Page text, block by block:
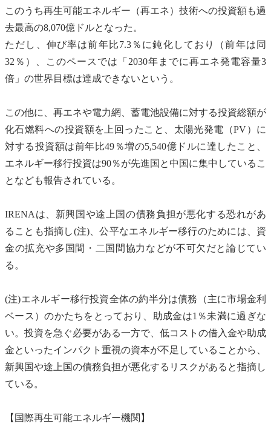
このうち再生可能エネルギー （再エネ）技術への投資額も過
去最高の8,070億ドルとなった。
ただし、伸び率は前年比7.3％に鈍化しており（前年は同
32％）、このペースでは「2030年までに再エネ発電容量3
倍」の世界目標は達成できないという。
この他に、再エネや電力網、 蓄電池設備に対する投資総額が
化石燃料への投資額を上回ったこと、 太陽光発電
（PV）に
対する投資額は前年比49％増の5,540億ドルに達したこと、
エネルギー移行投資は90％が先進国と中国に集中しているこ
となども報告されている。
IRENAは、新興国や途上国の債務負担が悪化する恐れがあ
ることも指摘し(注)、公平なエネルギー移行のためには、資
金の拡充や多国間・二国間協力などが不可欠だと論じてい
る。
(注)エネルギー移行投資全体の約半分は債務（主に市場金利
ベース）のかたちをとっており、助成金は1％未満に過ぎな
い。投資を急ぐ必要がある一方で、低コストの借入金や助成
金といったインパクト 重視の資本が不足していることから、
新興国や途上国の債務負担が悪化するリスクがあると指摘し
ている。
【 国際再生可能エネルギー機関 】